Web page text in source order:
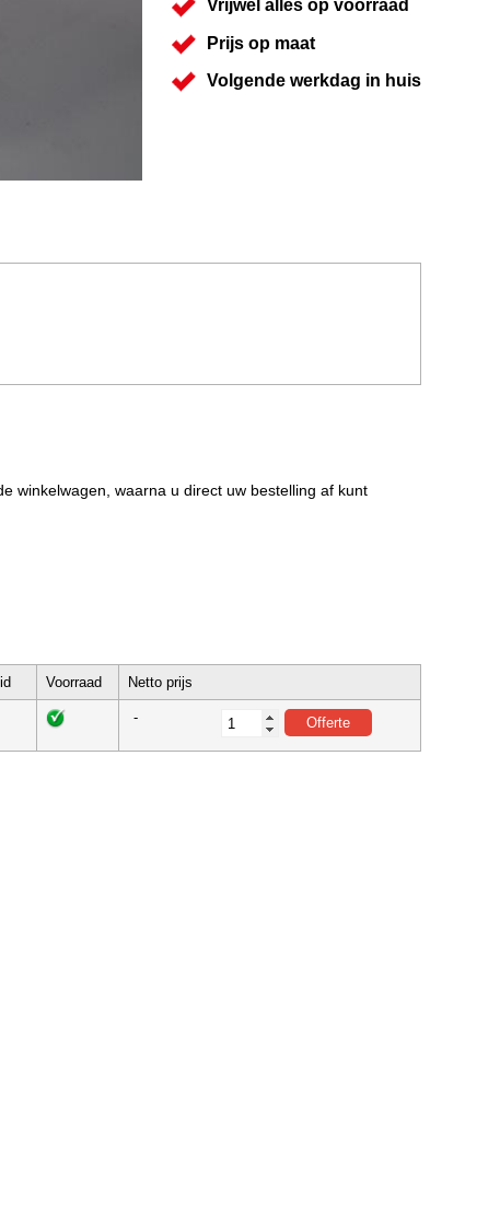
Vrijwel alles op voorraad
Prijs op maat
Volgende werkdag in huis
winkelwagen, waarna u direct uw bestelling af kunt
Voorraad Netto prijs
-